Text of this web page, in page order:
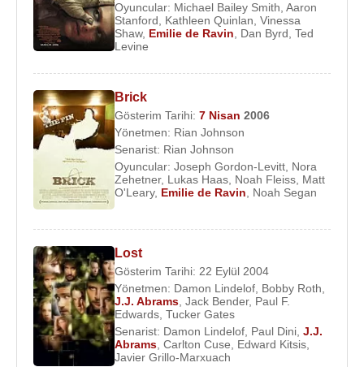
yıl kara komediSanta’s Slayadlı televizyon
filmindeMackarakterini canlandıran Emilie,
2006’da 1977 yapımı klasik korku filmi
Have Eyes’ın yeniden çevrimindeBrenda Carter’ı
canlandırdı.
Ailesini ziyaret etmek amacıyla gittiği Avustralya’da
1 Ocak 2005’teJosh Janowicz
Emilie De Ravin,19 Haziran 2006’da Melbourne,
Avustralya’da sade bir düğünle evlendi. Eşi Josh ve
köpeği Bella ile birlikte Los Angeles, Kaliforniya’da
yaşayan Emilie, zamanının büyük bölümünü Lost
dizisinin çekildiğiOahu
Kaynak:Biyografiler.com
Oyuncular: Michael Bailey Smith Aaron
Stanford
Kathleen Quinlan Vinessa
Shaw, Emilie de Ravin Dan Byrd Ted
Levine
Brick
Gösterim Tarihi: 7 Nisan 2006
Yönetmen: Rian Johnson
Senarist: Rian Johnson
Oyuncular: Joseph Gordon-Levitt Nora
Zehetner, Lukas Haas Noah Fleiss Matt
O'Leary, Emilie de Ravin Noah Segan
Lost
Gösterim Tarihi: 22 Eylül 2004
Yönetmen: Damon Lindelof, Bobby Roth,
J.J. Abrams, Jack Bender, Paul F.
Edwards, Tucker Gates
Senarist: Damon Lindelof, Paul Dini, J.J.
Abrams, Carlton Cuse, Edward Kitsis,
Javier Grillo-Marxuach